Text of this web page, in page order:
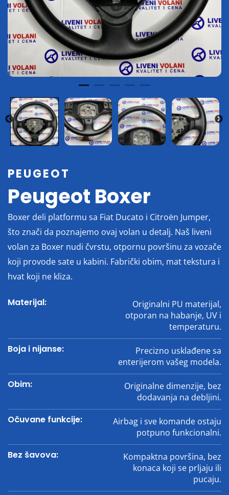
PEUGEOT
Peugeot Boxer
Boxer deli platformu sa Fiat Ducato i Citroën Jumper,
što znači da poznajemo ovaj volan u detalj. Naš liveni
volan za Boxer nudi čvrstu, otpornu površinu za vozače
koji provode sate u kabini. Fabrički obim, mat tekstura i
hvat koji ne kliza.
Materijal:
Originalni PU materijal,
otporan na habanje, UV i
temperaturu.
Boja i nijanse:
Precizno usklađene sa
enterijerom vašeg modela.
Obim:
Originalne dimenzije, bez
dodavanja na debljini.
Očuvane funkcije:
Airbag i sve komande ostaju
potpuno funkcionalni.
Bez šavova:
Kompaktna površina, bez
konaca koji se prljaju ili
pucaju.